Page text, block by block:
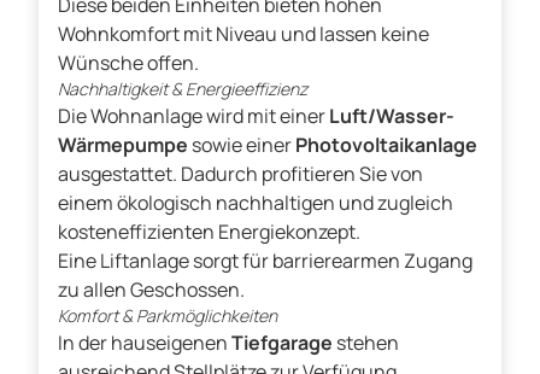
Diese beiden Einheiten bieten hohen
Wohnkomfort mit Niveau und lassen keine
Wünsche offen.
Nachhaltigkeit & Energieeffizienz
Die Wohnanlage wird mit einerLuft/Wasser-
Wärmepumpe sowie einerPhotovoltaikanlage
ausgestattet. Dadurch profitieren Sie von
einem ökologisch nachhaltigen und zugleich
kosteneffizienten Energiekonzept.
Eine Liftanlage sorgt für barrierearmen Zugang
zu allen Geschossen.
Komfort & Parkmöglichkeiten
In der hauseigenenTiefgarage stehen